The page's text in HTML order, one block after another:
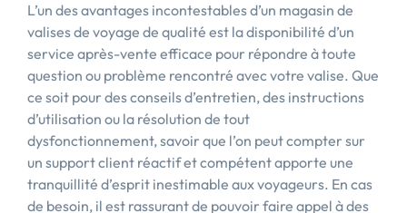
L’un des avantages incontestables d’un magasin de
valises de voyage de qualité est la disponibilité d’un
service après-vente efficace pour répondre à toute
question ou problème rencontré avec votre valise. Que
ce soit pour des conseils d’entretien, des instructions
d’utilisation ou la résolution de tout
dysfonctionnement, savoir que l’on peut compter sur
un support client réactif et compétent apporte une
tranquillité d’esprit inestimable aux voyageurs. En cas
de besoin, il est rassurant de pouvoir faire appel à des